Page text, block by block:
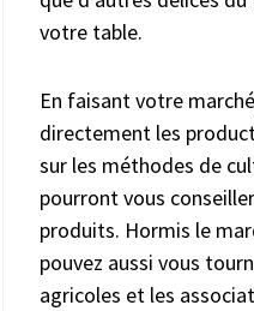
votre table.
En faisant votre
directement les
sur les méthodes de
pourront vous
produits. Hormis le
pouvez aussi vous
agricoles et les